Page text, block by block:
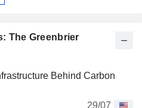
The Greenbrier
Behind Carbon
29/07